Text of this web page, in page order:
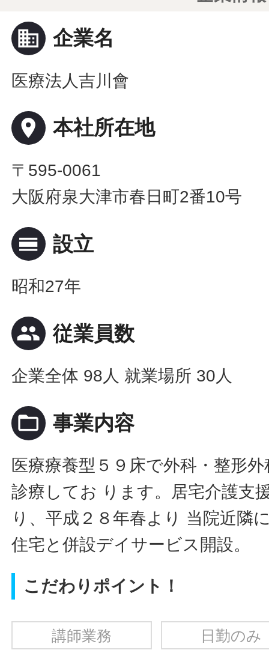
business 企業名
医療法人吉川會
place 本社所在地
〒595-0061
大阪府泉大津市春日町2番10号
calendar_view_day 設立
昭和27年
people 従業員数
企業全体 98人 就業場所 30人
folder_open 事業内容
医療療養型５９床で外科・整形
診療してお ります。居宅介護支
り、平成２８年春より 当院近隣
住宅と併設デイサービス開設。
こだわりポイント！
講師業務 日勤のみ